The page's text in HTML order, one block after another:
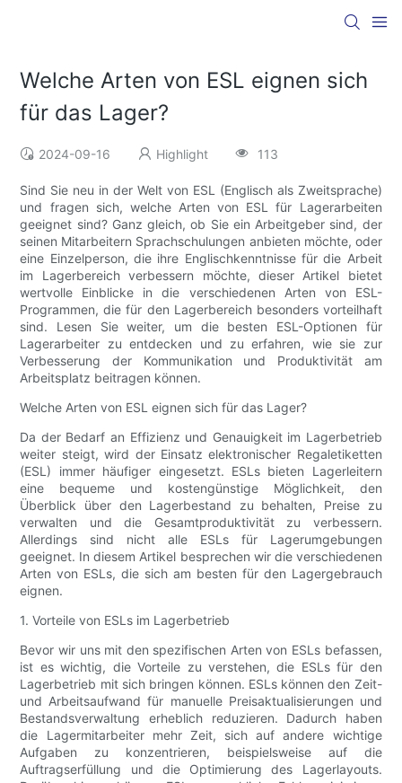
Welche Arten von ESL eignen sich
für das Lager?
2024-09-16 Highlight 113
Sind Sie neu in der Welt von ESL (Englisch als Zweitsprache)
und fragen sich, welche Arten von ESL für Lagerarbeiten
geeignet sind? Ganz gleich, ob Sie ein Arbeitgeber sind, der
seinen Mitarbeitern Sprachschulungen anbieten möchte, oder
eine Einzelperson, die ihre Englischkenntnisse für die Arbeit
im Lagerbereich verbessern möchte, dieser Artikel bietet
wertvolle Einblicke in die verschiedenen Arten von ESL-
Programmen, die für den Lagerbereich besonders vorteilhaft
sind. Lesen Sie weiter, um die besten ESL-Optionen für
Lagerarbeiter zu entdecken und zu erfahren, wie sie zur
Verbesserung der Kommunikation und Produktivität am
Arbeitsplatz beitragen können.
Welche Arten von ESL eignen sich für das Lager?
Da der Bedarf an Effizienz und Genauigkeit im Lagerbetrieb
weiter steigt, wird der Einsatz elektronischer Regaletiketten
(ESL) immer häufiger eingesetzt. ESLs bieten Lagerleitern
eine bequeme und kostengünstige Möglichkeit, den
Überblick über den Lagerbestand zu behalten, Preise zu
verwalten und die Gesamtproduktivität zu verbessern.
Allerdings sind nicht alle ESLs für Lagerumgebungen
geeignet. In diesem Artikel besprechen wir die verschiedenen
Arten von ESLs, die sich am besten für den Lagergebrauch
eignen.
1. Vorteile von ESLs im Lagerbetrieb
Bevor wir uns mit den spezifischen Arten von ESLs befassen,
ist es wichtig, die Vorteile zu verstehen, die ESLs für den
Lagerbetrieb mit sich bringen können. ESLs können den Zeit-
und Arbeitsaufwand für manuelle Preisaktualisierungen und
Bestandsverwaltung erheblich reduzieren. Dadurch haben
die Lagermitarbeiter mehr Zeit, sich auf andere wichtige
Aufgaben zu konzentrieren, beispielsweise auf die
Auftragserfüllung und die Optimierung des Lagerlayouts.